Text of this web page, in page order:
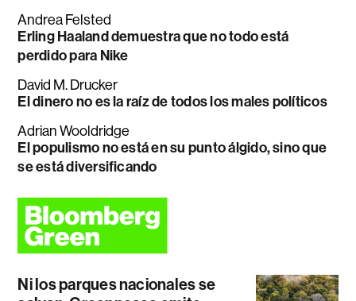
Andrea Felsted
Erling Haaland demuestra que no todo está
perdido para Nike
David M. Drucker
El dinero no es la raíz de todos los males políticos
Adrian Wooldridge
El populismo no está en su punto álgido, sino que
se está diversificando
Ni los parques nacionales se